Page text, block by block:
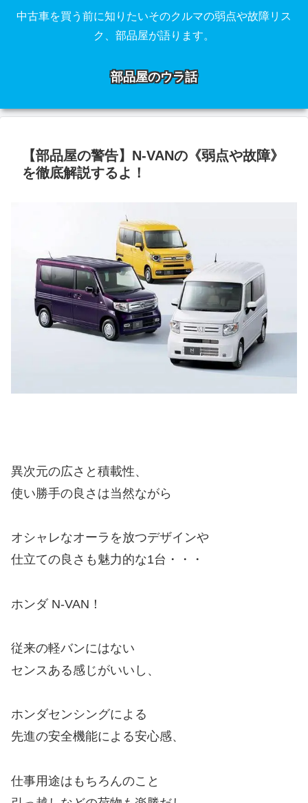
中古車を買う前に知りたいそのクルマの弱点や故障リス
ク、部品屋が語ります。
部品屋のウラ話
【部品屋の警告】N-VANの《弱点や故障》
を徹底解説するよ！
異次元の広さと積載性、
使い勝手の良さは当然ながら
オシャレなオーラを放つデザインや
仕立ての良さも魅力的な1台・・・
ホンダ N-VAN！
従来の軽バンにはない
センスある感じがいいし、
ホンダセンシングによる
先進の安全機能による安心感、
仕事用途はもちろんのこと